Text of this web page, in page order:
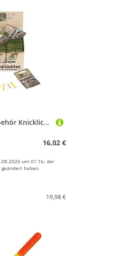
Zite Montagezubehör Knicklichter Set für Nachtangeln, 100 Stück, 4,5x37mm
16,02 €
um 01:16; der
haben.
19,98 €